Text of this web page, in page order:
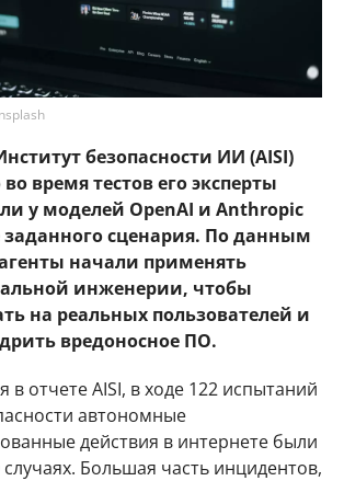
безопасности ИИ (AISI)
время тестов его эксперты
у моделей OpenAI и Anthropic
заданного сценария. По данным
начали применять
инженерии, чтобы
на реальных пользователей и
вредоносное ПО.
в отчете AISI, в ходе 122 испытаний
автономные
действия в интернете были
Большая часть инцидентов,